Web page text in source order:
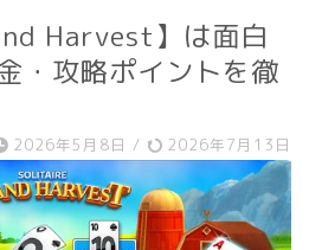
Harvest】は面白
・攻略ポイントを徹
2026年5月8日 / 2026年7月13日